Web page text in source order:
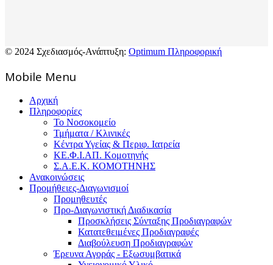
© 2024 Σχεδιασμός-Ανάπτυξη: Optimum Πληροφορική
Mοbile Menu
Αρχική
Πληροφορίες
Το Νοσοκομείο
Τμήματα / Κλινικές
Κέντρα Υγείας & Περιφ. Ιατρεία
ΚΕ.Φ.Ι.ΑΠ. Κομοτηνής
Σ.Α.Ε.Κ. ΚΟΜΟΤΗΝΗΣ
Ανακοινώσεις
Προμήθειες-Διαγωνισμοί
Προμηθευτές
Προ-Διαγωνιστική Διαδικασία
Προσκλήσεις Σύνταξης Προδιαγραφών
Κατατεθειμένες Προδιαγραφές
Διαβούλευση Προδιαγραφών
Έρευνα Αγοράς - Εξωσυμβατικά